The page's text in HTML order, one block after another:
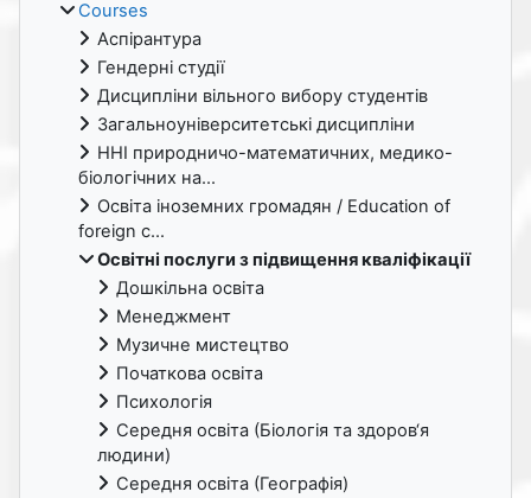
Courses
Аспірантура
Гендерні студії
Дисципліни вільного вибору студентів
Загальноуніверситетські дисципліни
ННІ природничо-математичних, медико-
біологічних на...
Освіта іноземних громадян / Education of
foreign c...
Освітні послуги з підвищення кваліфікації
Дошкільна освіта
Менеджмент
Музичне мистецтво
Початкова освіта
Психологія
Середня освіта (Біологія та здоров‘я
людини)
Середня освіта (Географія)